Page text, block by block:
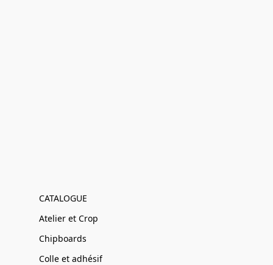
CATALOGUE
Atelier et Crop
Chipboards
Colle et adhésif